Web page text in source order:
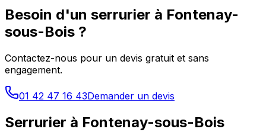
Besoin d'un serrurier à Fontenay-
sous-Bois ?
Contactez-nous pour un devis gratuit et sans
engagement.
01 42 47 16 43Demander un devis
Serrurier à Fontenay-sous-Bois